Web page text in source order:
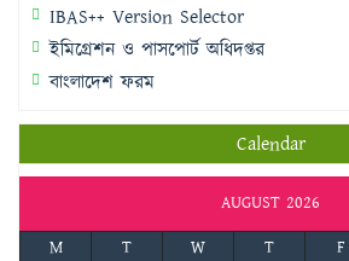
IBAS++ Version Selector
ইমিগ্রেশন ও পাসপোর্ট অধিদপ্তর
বাংলাদেশ ফরম
Calendar
AUGUST 2026
M
T W T F